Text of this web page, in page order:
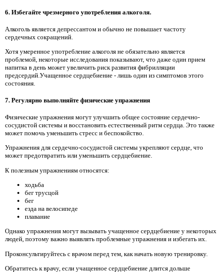
6. Избегайте чрезмерного употребления алкоголя.
Алкоголь является депрессантом и обычно не повышает частоту
сердечных сокращений.
Хотя умеренное употребление алкоголя не обязательно является
проблемой, некоторые исследования показывают, что даже один прием
напитка в день может увеличить риск развития фибрилляции
предсердий.Учащенное сердцебиение - лишь один из симптомов этого
состояния.
7. Регулярно выполняйте физические упражнения
Физические упражнения могут улучшить общее состояние сердечно-
сосудистой системы и восстановить естественный ритм сердца. Это также
может помочь уменьшить стресс и беспокойство.
Упражнения для сердечно-сосудистой системы укрепляют сердце, что
может предотвратить или уменьшить сердцебиение.
К полезным упражнениям относятся:
ходьба
бег трусцой
бег
езда на велосипеде
плавание
Однако упражнения могут вызывать учащенное сердцебиение у некоторых
людей, поэтому важно выявлять проблемные упражнения и избегать их.
Проконсультируйтесь с врачом перед тем, как начать новую тренировку.
Обратитесь к врачу, если учащенное сердцебиение длится дольше